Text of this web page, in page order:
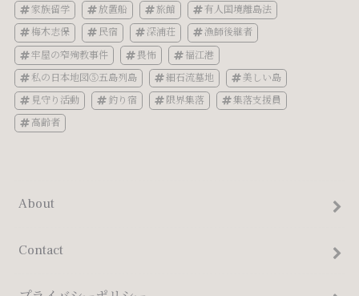
家族留学
放置船 旅館
有人国境離島法
梅木志保
民宿 深浦荘
漁師後継者
牢屋の窄殉教事件
畏怖
福江港
私の日本地図⑤五島列島
細石流墓地
美しい島
見守り活動
釣り宿 限界集落
集落支援員
高齢者
About
Contact